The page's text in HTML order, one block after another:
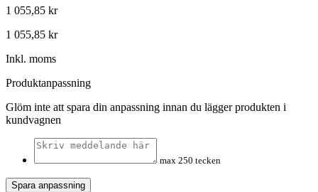
1 055,85 kr
1 055,85 kr
Inkl. moms
Produktanpassning
Glöm inte att spara din anpassning innan du lägger produkten i
kundvagnen
max 250 tecken
Spara anpassning